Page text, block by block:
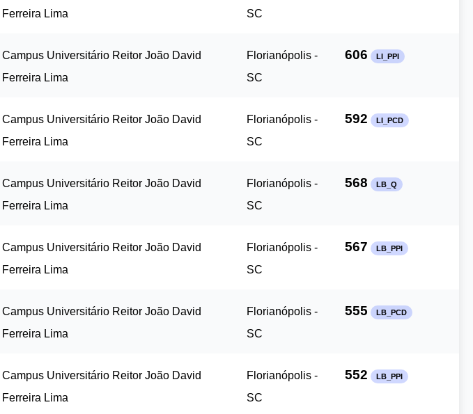
Ferreira Lima
SC
Campus Universitário Reitor João David
Ferreira Lima
Florianópolis -
SC
606 LI_PPI
Campus Universitário Reitor João David
Ferreira Lima
Florianópolis -
SC
592 LI_PCD
Campus Universitário Reitor João David
Ferreira Lima
Florianópolis -
SC
568 LB_Q
Campus Universitário Reitor João David
Ferreira Lima
Florianópolis -
SC
567 LB_PPI
Campus Universitário Reitor João David
Ferreira Lima
Florianópolis -
SC
555 LB_PCD
Campus Universitário Reitor João David
Ferreira Lima
Florianópolis -
SC
552 LB_PPI